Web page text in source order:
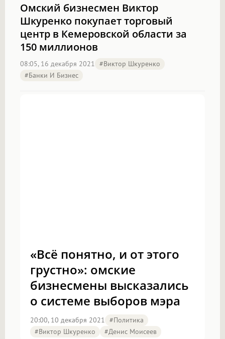
Омский бизнесмен Виктор
Шкуренко покупает торговый
центр в Кемеровской области за
150 миллионов
08:05, 16 декабря 2021
#Виктор Шкуренко
#Банки И Бизнес
«Всё понятно, и от этого
грустно»: омские
бизнесмены высказались
о системе выборов мэра
20:00, 10 декабря 2021
#Политика
#Виктор Шкуренко
#Денис Моисеев